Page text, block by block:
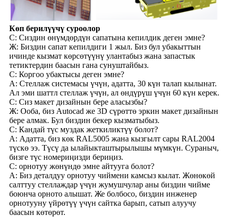
Көп берилүүчү суроолор
С: Сиздин өнүмдөрдүн сапатына кепилдик деген эмне?
Ж: Биздин сапат кепилдиги 1 жыл. Биз бул убакыттын
ичинде кызмат көрсөтүүнү улантабыз жана запастык
тетиктердин баасын гана сунуштайбыз.
С: Коргоо убактысы деген эмне?
A: Стеллаж системасы үчүн, адатта, 30 күн талап кылынат.
Ал эми шаттл стеллаж үчүн, ал өндүрүш үчүн 60 күн керек.
С: Сиз макет дизайнын бере аласызбы?
Ж: Ооба, биз Autocad же 3D сүрөттө эркин макет дизайнын
бере алмак. Бул биздин бекер кызматыбыз.
С: Кандай түс муздак жеткиликтүү болот?
A: Адатта, биз көк RAL5005 жана кызгылт сары RAL2004
түскө ээ. Түсү да ылайыкташтырылышы мүмкүн. Сураныч,
бизге түс номериңизди бериңиз.
С: орнотуу жөнүндө эмне айтууга болот?
A: Биз деталдуу орнотуу чиймени камсыз кылат. Жөнөкөй
салттуу стеллаждар үчүн жумушчулар аны биздин чийме
боюнча орното алышат. Же болбосо, биздин инженер
орнотууну үйрөтүү үчүн сайтка барып, сатып алуучу
баасын көтөрөт.